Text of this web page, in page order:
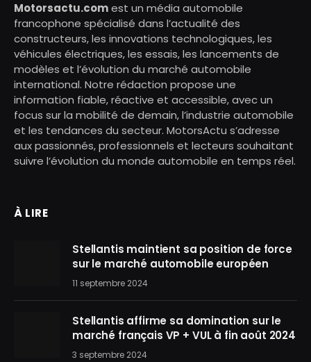
Motorsactu.comest un média automobile
francophone spécialisé dans l’actualité des
constructeurs, les innovations technologiques, les
véhicules électriques, les essais, les lancements de
modèles et l’évolution du marché automobile
international. Notre rédaction propose une
information fiable, réactive et accessible, avec un
focus sur la mobilité de demain, l’industrie automobile
et les tendances du secteur. MotorsActu s’adresse
aux passionnés, professionnels et lecteurs souhaitant
suivre l’évolution du monde automobile en temps réel.
À LIRE
Stellantis maintient sa position de force
sur le marché automobile européen
11 septembre 2024
Stellantis affirme sa domination sur le
marché français VP + VUL à fin août 2024
3 septembre 2024